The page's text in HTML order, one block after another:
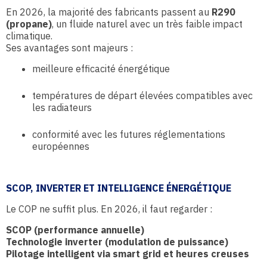
En 2026, la majorité des fabricants passent au R290
(propane), un fluide naturel avec un très faible impact
climatique.
Ses avantages sont majeurs :
meilleure efficacité énergétique
températures de départ élevées compatibles avec
les radiateurs
conformité avec les futures réglementations
européennes
SCOP, INVERTER ET INTELLIGENCE ÉNERGÉTIQUE
Le COP ne suffit plus. En 2026, il faut regarder :
SCOP (performance annuelle)
Technologie inverter (modulation de puissance)
Pilotage intelligent via smart grid et heures creuses